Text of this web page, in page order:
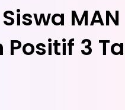
Positif 3